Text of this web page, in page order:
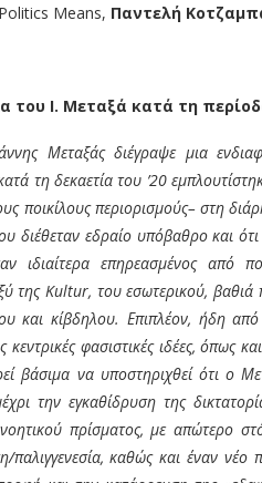
Means, Παντελή
Ι. Μεταξά κατά τη
Μεταξάς διέγραψε μια
τη δεκαετία του ’20
ποικίλους περιορισμούς– στη
διέθεταν εδραίο υπόβαθρο και
επηρεασμένος από
της Kultur, του εσωτερικού, βαθιά
και κίβδηλου. Επιπλέον, ήδη
φασιστικές ιδέες, όπως
να υποστηριχθεί ότι ο
την εγκαθίδρυση της
πρίσματος, με απώτερο
καθώς και έναν νέο